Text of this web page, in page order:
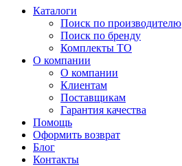
Каталоги
Поиск по производителю
Поиск по бренду
Комплекты ТО
О компании
О компании
Клиентам
Поставщикам
Гарантия качества
Помощь
Оформить возврат
Блог
Контакты